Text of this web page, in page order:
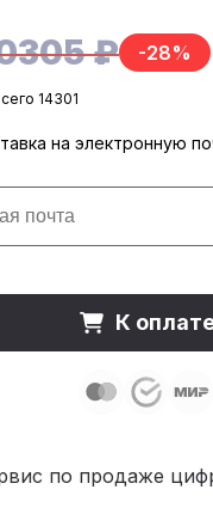
₽ -28%
14301
на электронную
К
по продаже